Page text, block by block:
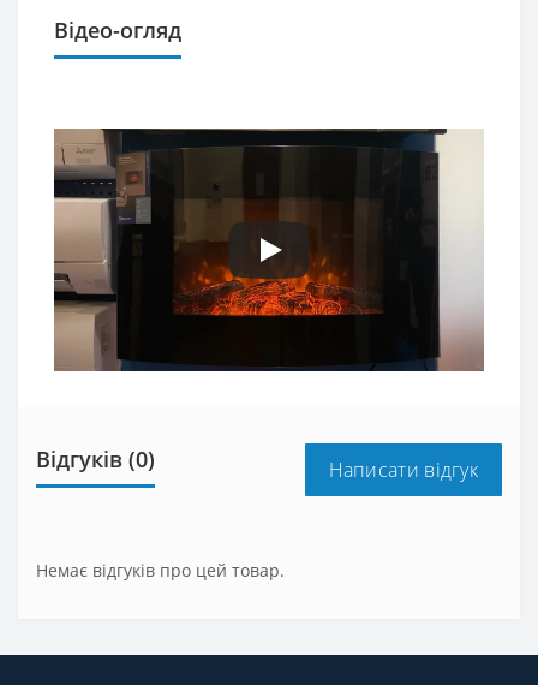
Відео-огляд
Відгуків (0) Написати відгук
Немає відгуків про цей товар.